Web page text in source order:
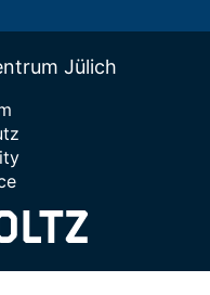
Jülich